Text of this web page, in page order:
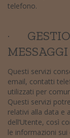
telefono.
·
Questi servizi
email, contatti
utilizzati per
Questi servizi
relativi alla data e
dell’Utente, così
le informazioni sui